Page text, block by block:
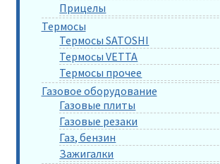
Прицелы
Термосы
Термосы SATOSHI
Термосы VETTA
Термосы прочее
Газовое оборудование
Газовые плиты
Газовые резаки
Газ, бензин
Зажигалки